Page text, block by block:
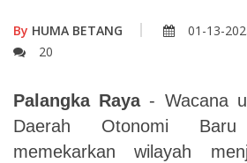
By HUMA BETANG 01-13-
20
Palangka Raya- Wacana
Daerah Otonomi
memekarkan wilayah